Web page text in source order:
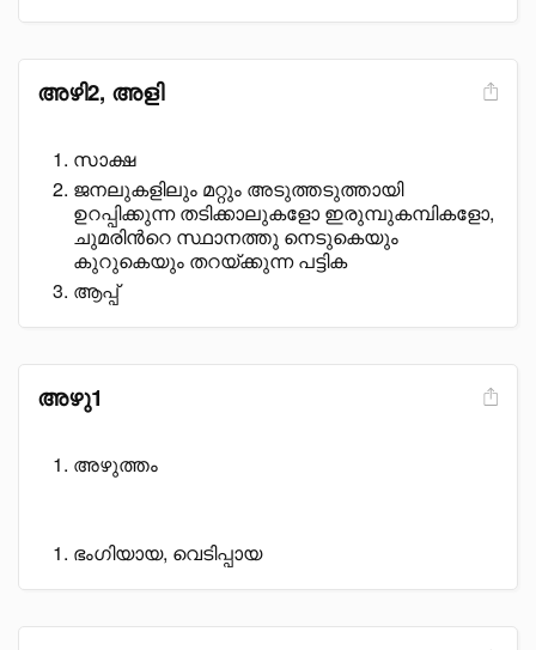
അഴി2, അളി
സാക്ഷ
ജനലുകളിലും മറ്റും അടുത്തടുത്തായി
ഉറപ്പിക്കുന്ന തടിക്കാലുകളോ ഇരുമ്പുകമ്പികളോ,
ചുമരിൻറെ സ്ഥാനത്തു നെടുകെയും
കുറുകെയും തറയ്ക്കുന്ന പട്ടിക
ആപ്പ്
അഴു1
അഴുത്തം
ഭംഗിയായ, വെടിപ്പായ